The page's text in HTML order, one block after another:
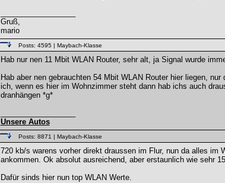
Gruß,
mario
Posts: 4595 | Maybach-Klasse
Hab nur nen 11 Mbit WLAN Router, sehr alt, ja Signal wurde
Hab aber nen gebrauchten 54 Mbit WLAN Router hier liegen,
ich, wenn es hier im Wohnzimmer steht dann hab ichs auch
dranhängen *g*
Unsere Autos
Posts: 8871 | Maybach-Klasse
720 kb/s warens vorher direkt draussen im Flur, nun da alles
ankommen. Ok absolut ausreichend, aber erstaunlich wie sehr
Dafür sinds hier nun top WLAN Werte.